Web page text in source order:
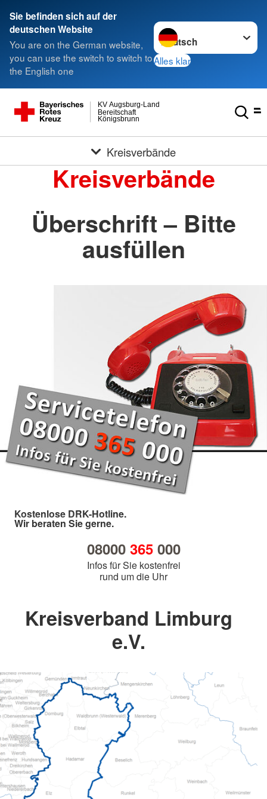
Sie befinden sich auf der
deutschen Website
You are on the German website,
you can use the switch to switch to
the English one
Sprache wechseln zu
Alles klar
Königsbrunn
Bereitschaft
KV Augsburg-Land
Kreisverbände
Kreisverbände
Überschrift – Bitte
ausfüllen
Kostenlose DRK-Hotline.
Wir beraten Sie gerne.
08000 365000
Infos für Sie kostenfrei
rund um die Uhr
Kreisverband Limburg
e.V.